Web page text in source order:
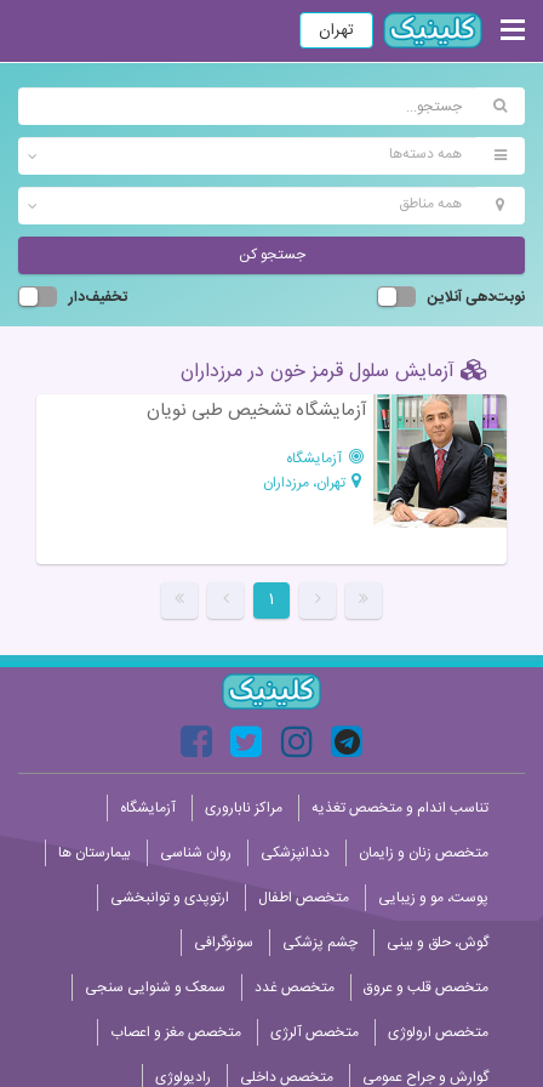
تهران
همه دسته‌ها
همه مناطق
جستجو کن
نوبت‌دهی آنلاین
تخفیف‌دار
آزمایش سلول قرمز خون در مرزداران
آزمایشگاه تشخیص طبی نویان
آزمایشگاه
تهران، مرزداران
۱
تناسب اندام و متخصص تغذیه مراکز ناباروری
آزمایشگاه
متخصص زنان و زایمان
دندانپزشکی روان شناسی
بیمارستان ها
پوست، مو و زیبایی
متخصص اطفال
ارتوپدی و توانبخشی
گوش، حلق و بینی
چشم پزشکی
سونوگرافی
متخصص قلب و عروق
متخصص غدد
سمعک و شنوایی سنجی
متخصص ارولوژی
متخصص آلرژی
متخصص مغز و اعصاب
گوارش و جراح عمومی
متخصص داخلی رادیولوژی